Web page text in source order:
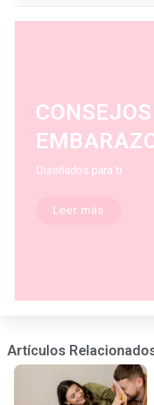
Diseñados para ti
Leer más
Artículos